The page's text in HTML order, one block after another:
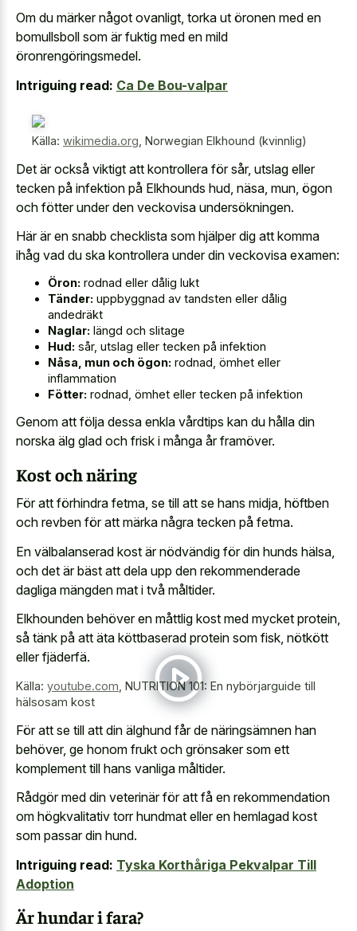
Om du märker något ovanligt, torka ut öronen med en
bomullsboll som är fuktig med en mild
öronrengöringsmedel.
Intriguing read: Ca De Bou-valpar
Källa: wikimedia.org Norwegian Elkhound (kvinnlig)
Det är också viktigt att kontrollera för sår, utslag eller
tecken på infektion på Elkhounds hud, näsa, mun, ögon
och fötter under den veckovisa undersökningen.
Här är en snabb checklista som hjälper dig att komma
ihåg vad du ska kontrollera under din veckovisa examen:
Öron: rodnad eller dålig lukt
Tänder: uppbyggnad av tandsten eller dålig
andedräkt
Naglar: längd och slitage
Hud: sår, utslag eller tecken på infektion
Nåsa, mun och ögon: rodnad, ömhet eller
inflammation
Fötter: rodnad, ömhet eller tecken på infektion
Genom att följa dessa enkla vårdtips kan du hålla din
norska älg glad och frisk i många år framöver.
Kost och näring
För att förhindra fetma, se till att se hans midja, höftben
och revben för att märka några tecken på fetma.
En välbalanserad kost är nödvändig för din hunds hälsa,
och det är bäst att dela upp den rekommenderade
dagliga mängden mat i två måltider.
Elkhounden behöver en måttlig kost med mycket protein,
så tänk på att äta köttbaserad protein som fisk, nötkött
eller fjäderfä.
Källa: youtube.com NUTRITION 101: En nybörjarguide till
hälsosam kost
För att se till att din älghund får de näringsämnen han
behöver, ge honom frukt och grönsaker som ett
komplement till hans vanliga måltider.
Rådgör med din veterinär för att få en rekommendation
om högkvalitativ torr hundmat eller en hemlagad kost
som passar din hund.
Intriguing read: Tyska Korthåriga Pekvalpar Till
Adoption
Är hundar i fara?